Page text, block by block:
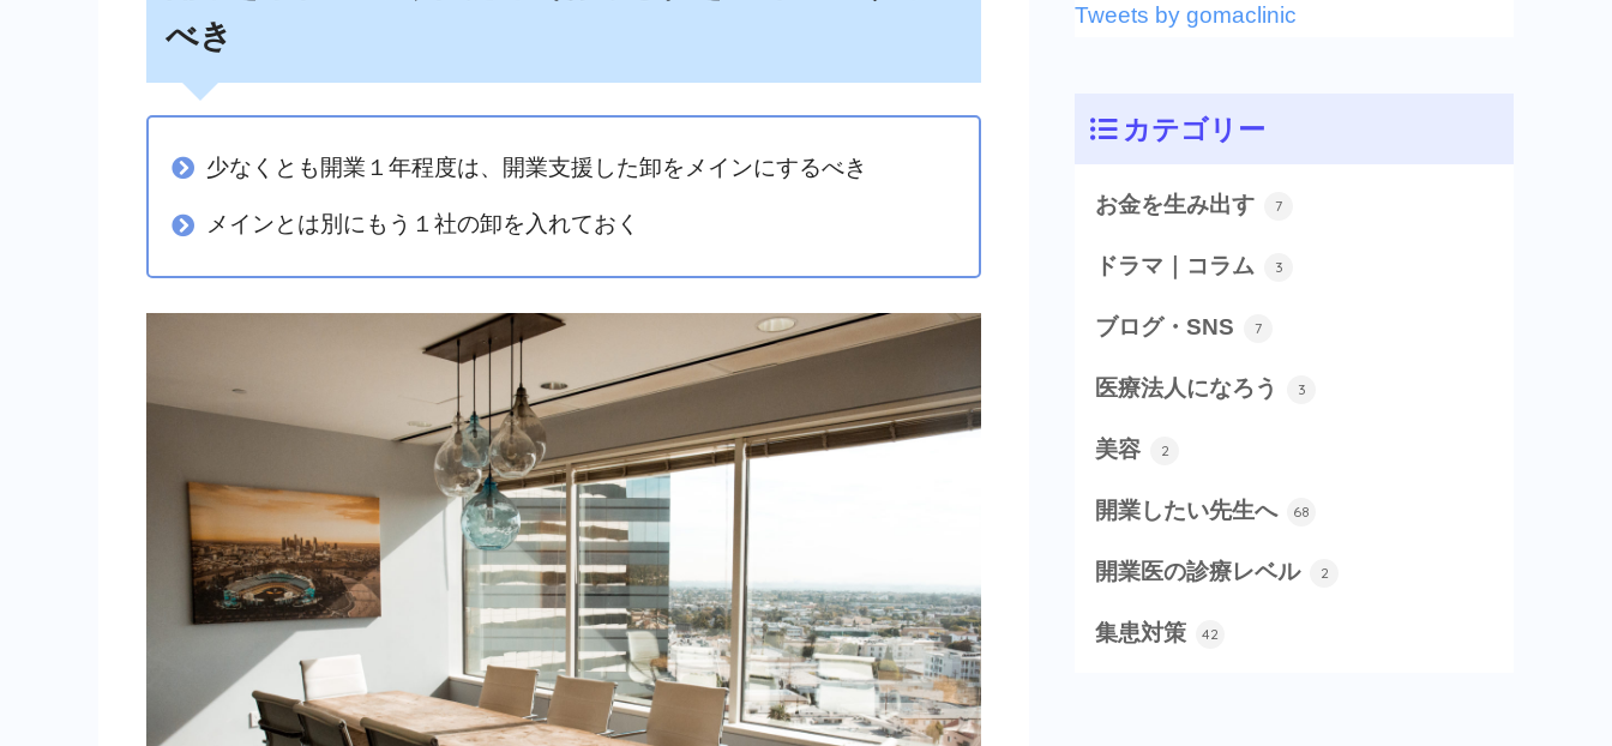
べき
少なくとも開業１年程度は、開業支援した卸をメインにするべき
メインとは別にもう１社の卸を入れておく
Tweets by gomaclinic
カテゴリー
お金を生み出す 7
ドラマ｜コラム 3
ブログ・SNS 7
医療法人になろう 3
美容 2
開業したい先生へ 68
開業医の診療レベル 2
集患対策 42